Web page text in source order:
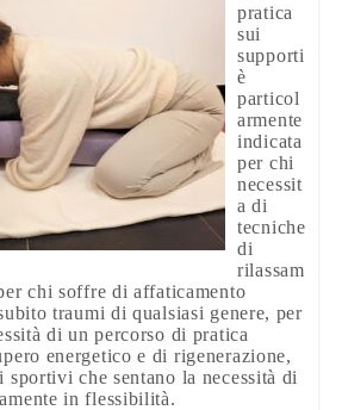
pratica
sui
supporti
è
particol
armente
indicata
per chi
necessit
a di
tecniche
di
rilassam
chi soffre di affaticamento
traumi di qualsiasi genere, per
di un percorso di pratica
energetico e di rigenerazione,
sportivi che sentano la necessità di
in flessibilità.